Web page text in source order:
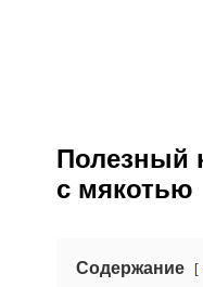
Полезный
с мякотью
Содержание